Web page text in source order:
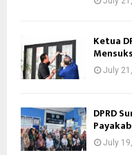
Ketua
July
DPRD
July